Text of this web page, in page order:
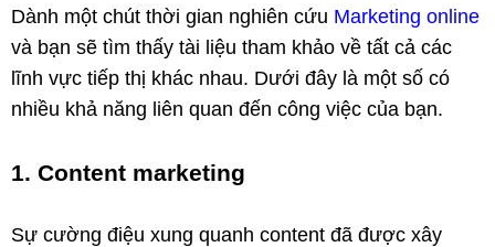
Dành một chút thời gian nghiên cứu Marketing online
và bạn sẽ tìm thấy tài liệu tham khảo về tất cả các
lĩnh vực tiếp thị khác nhau. Dưới đây là một số có
nhiều khả năng liên quan đến công việc của bạn.
1. Content marketing
Sự cường điệu xung quanh content đã được xây